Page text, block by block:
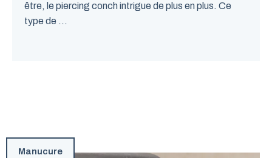
être, le piercing conch intrigue de plus en plus. Ce
type de ...
Manucure